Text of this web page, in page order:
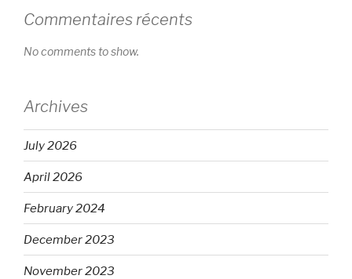
Commentaires récents
No comments to show.
Archives
July 2026
April 2026
February 2024
December 2023
November 2023